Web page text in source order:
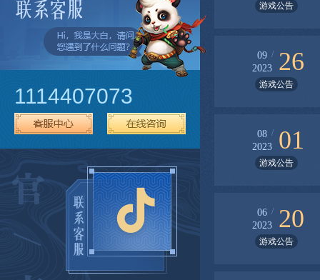
1114407073
游戏公告
09
2023
26
/
游戏公告
08
2023
01
/
游戏公告
06
2023
20
/
游戏公告